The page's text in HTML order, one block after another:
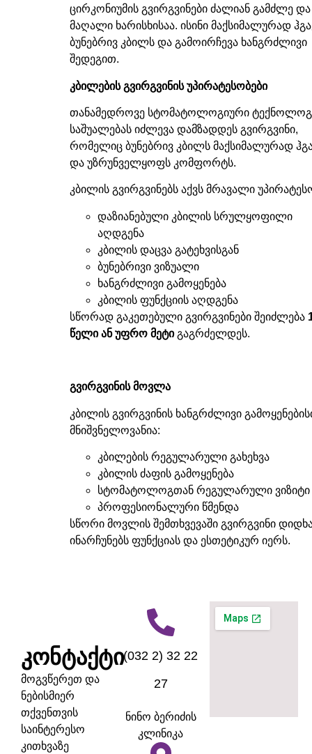
ცირკონიუმის გვირგვინები ძალიან გამძლე და
მაღალი ხარისხისაა. ისინი მაქსიმალურად
ბუნებრივ კბილს და გამოირჩევა ხანგრძლივი
შედეგით.
კბილების გვირგვინის უპირატესობები
თანამედროვე სტომატოლოგიური
საშუალებას იძლევა დამზადდეს გვირგვინი,
რომელიც ბუნებრივ კბილს მაქსიმალურად
და უზრუნველყოფს კომფორტს.
კბილის გვირგვინებს აქვს მრავალი
დაზიანებული კბილის სრულყოფილი
აღდგენა
კბილის დაცვა გატეხვისგან
ბუნებრივი ვიზუალი
ხანგრძლივი გამოყენება
კბილის ფუნქციის აღდგენა
სწორად გაკეთებული გვირგვინები შეიძლება
წელი ან უფრო მეტიგაგრძელდეს.
გვირგვინის მოვლა
კბილის გვირგვინის ხანგრძლივი
მნიშვნელოვანია:
კბილების რეგულარული გახეხვა
კბილის ძაფის გამოყენება
სტომატოლოგთან რეგულარული ვიზიტი
პროფესიონალური წმენდა
სწორი მოვლის შემთხვევაში გვირგვინი
ინარჩუნებს ფუნქციას და ესთეტიკურ იერს.
კონტაქტი
მოგვწერეთ და
ნებისმიერ
თქვენთვის
საინტერესო
კითხვაზე
(032 2) 32 22
27
ნინო ბერიძის
კლინიკა